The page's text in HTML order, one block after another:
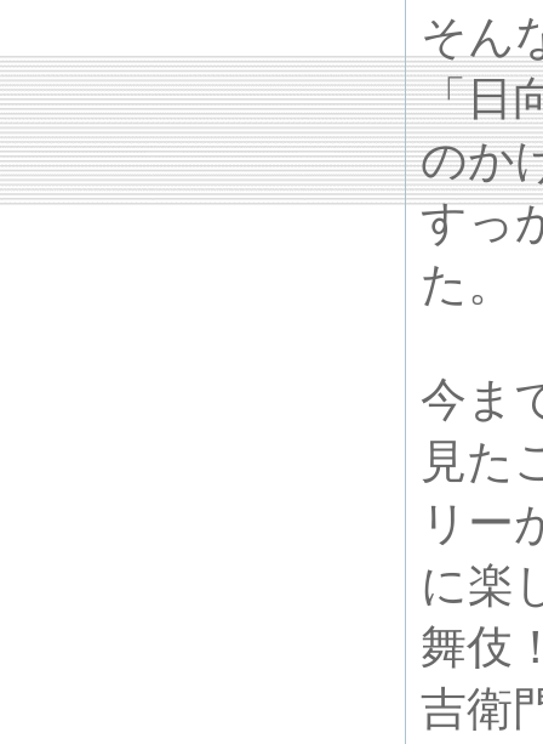
そん
「日
のか
すっ
た。
今ま
見た
リー
に楽
舞伎
吉衛